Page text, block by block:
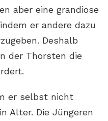
aber eine grandiose
er andere dazu
Deshalb
der Thorsten die
er selbst nicht
Alter. Die Jüngeren